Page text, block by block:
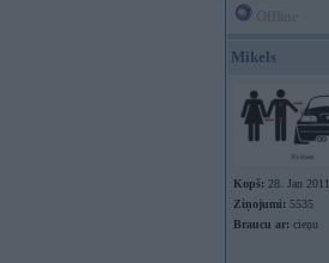
Mikels
Kopš: 28. Jan 2011
Ziņojumi: 5535
Braucu ar: cieņu